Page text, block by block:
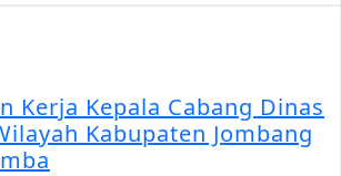
Kerja Kepala Cabang Dinas
Kabupaten Jombang